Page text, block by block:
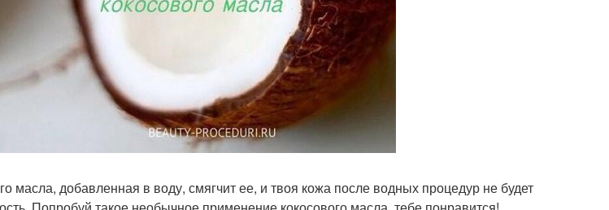
масла, добавленная в воду, смягчит ее, и твоя кожа после водных процедур не будет